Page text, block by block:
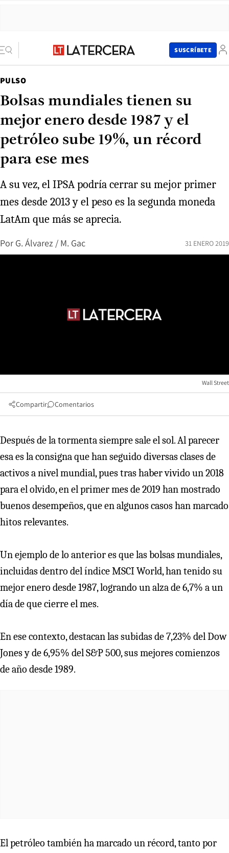
SUSCRÍBETE
PULSO
Bolsas mundiales tienen su
mejor enero desde 1987 y el
petróleo sube 19%, un récord
para ese mes
A su vez, el IPSA podría cerrar su mejor primer
mes desde 2013 y el peso es la segunda moneda
LatAm que más se aprecia.
Por G. Álvarez / M. Gac 31 ENERO 2019
Wall Street
Compartir Comentarios
Después de la tormenta siempre sale el sol. Al parecer
esa es la consigna que han seguido diversas clases de
activos a nivel mundial, pues tras haber vivido un 2018
para el olvido, en el primer mes de 2019 han mostrado
buenos desempeños, que en algunos casos han marcado
hitos relevantes.
Un ejemplo de lo anterior es que las bolsas mundiales,
incluidas dentro del índice MSCI World, han tenido su
mejor enero desde 1987, logrando un alza de 6,7% a un
día de que cierre el mes.
En ese contexto, destacan las subidas de 7,23% del Dow
Jones y de 6,95% del S&P 500, sus mejores comienzos
de año desde 1989.
El petróleo también ha marcado un récord, tanto por